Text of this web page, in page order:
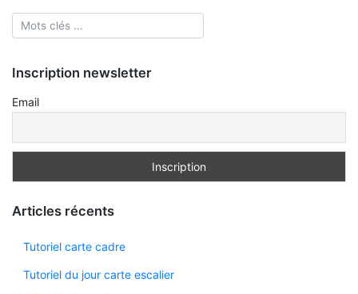
Inscription newsletter
Email
Articles récents
Tutoriel carte cadre
Tutoriel du jour carte escalier